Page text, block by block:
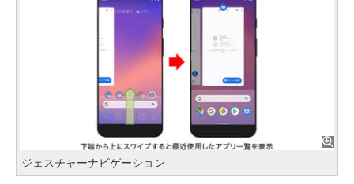
ジェスチャーナビゲーション